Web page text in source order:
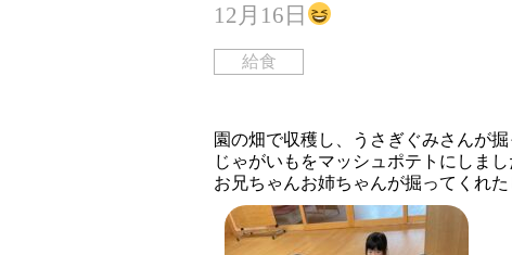
12月16日
給食
園の畑で収穫し、うさぎぐみさんが
じゃがいもをマッシュポテトにしまし
お兄ちゃんお姉ちゃんが掘ってくれ